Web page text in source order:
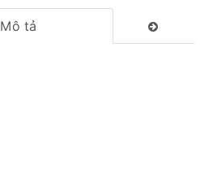
Mô tả